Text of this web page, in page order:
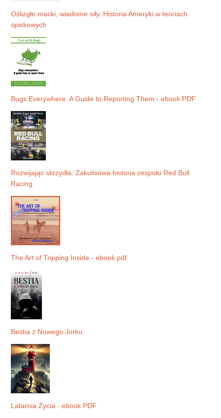
Oślizgłe macki, wiadome siły. Historia Ameryki w teoriach
spiskowych
Bugs Everywhere: A Guide to Reporting Them - ebook PDF
Rozwijając skrzydła. Zakulisowa historia zespołu Red Bull
Racing
The Art of Tripping Inside - ebook pdf
Bestia z Nowego Jorku
Latarnia Życia - ebook PDF